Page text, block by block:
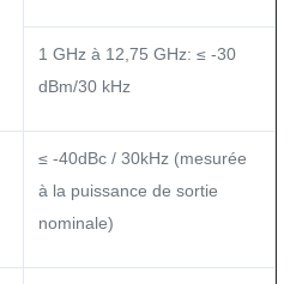
1 GHz à 12,75 GHz: ≤ -30
dBm/30 kHz
≤ -40dBc / 30kHz (mesurée
à la puissance de sortie
nominale)